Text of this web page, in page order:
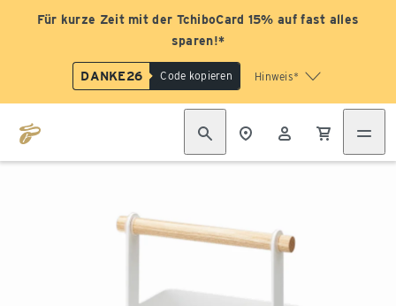
Für kurze Zeit mit der TchiboCard 15% auf fast alles
sparen!*
DANKE26 Code kopieren Hinweis*